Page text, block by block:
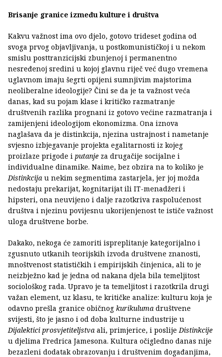
Brisanje granice između kulture i društva
Kakvu važnost ima ovo djelo, gotovo trideset godina od
svoga prvog objavljivanja, u postkomunističkoj i u nekom
smislu posttranzicijski zbunjenoj i permanentno
nesređenoj sredini u kojoj glavnu riječ već dugo vremena
uglavnom imaju šegrti opijeni sumnjivim majstorima
neoliberalne ideologije? Čini se da je ta važnost veća
danas, kad su pojam klase i kritičko razmatranje
društvenih razlika prognani iz gotovo većine razmatranja i
zamijenjeni ideologijom ekonomizma. Ona iznova
naglašava da je distinkcija, njezina ustrajnost i nametanje
svjesno izbjegavanje projekta egalitarnosti iz kojeg
proizlaze prigode i putanje za drugačije socijalne i
individualne dinamike. Naime, bez obzira na to koliko je
Distinkcija u nekim segmentima zastarjela, jer joj možda
nedostaju prekarijat, kognitarijat ili IT-menadžeri i
hipsteri, ona neuvijeno i dalje razotkriva raspolućenost
društva i njezinu povijesnu ukorijenjenost te ističe važnost
uloga društvene borbe.
Dakako, nekoga će zamoriti ispreplitanje kategorijalno i
zgusnuto utkanih teorijskih izvoda društvene znanosti,
mnoštvenost statističkih i empirijskih činjenica, ali to je
neizbježno kad je jedna od nakana djela bila temeljitost
sociološkog rada. Upravo je ta temeljitost i razotkrila drugi
važan element, uz klasu, te kritičke analize: kulturu koja je
odavno prešla granice običnog kurikuluma društvene
svijesti, što je jasno i od doba kulturne industrije u
Dijalektici prosvjetiteljstva ali, primjerice, i poslije Distinkcije
u djelima Fredrica Jamesona. Kultura očigledno danas nije
bezazleni dodatak obrazovanju i društvenim događanjima,